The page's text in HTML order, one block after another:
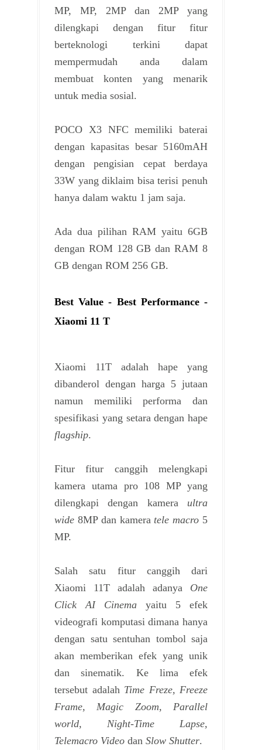
MP, MP, 2MP dan 2MP yang
dilengkapi dengan fitur fitur
berteknologi terkini dapat
mempermudah anda dalam
membuat konten yang menarik
untuk media sosial.
POCO X3 NFC memiliki baterai
dengan kapasitas besar 5160mAH
dengan pengisian cepat berdaya
33W yang diklaim bisa terisi penuh
hanya dalam waktu 1 jam saja.
Ada dua pilihan RAM yaitu 6GB
dengan ROM 128 GB dan RAM 8
GB dengan ROM 256 GB.
Best Value - Best Performance -
Xiaomi 11 T
Xiaomi 11T adalah hape yang
dibanderol dengan harga 5 jutaan
namun memiliki performa dan
spesifikasi yang setara dengan hape
flagship.
Fitur fitur canggih melengkapi
kamera utama pro 108 MP yang
dilengkapi dengan kamera ultra
wide 8MP dan kamera tele macro 5
MP.
Salah satu fitur canggih dari
Xiaomi 11T adalah adanya One
Click AI Cinema yaitu 5 efek
videografi komputasi dimana hanya
dengan satu sentuhan tombol saja
akan memberikan efek yang unik
dan sinematik. Ke lima efek
tersebut adalah Time Freze, Freeze
Frame, Magic Zoom, Parallel
world, Night-Time Lapse,
Telemacro Video dan Slow Shutter.